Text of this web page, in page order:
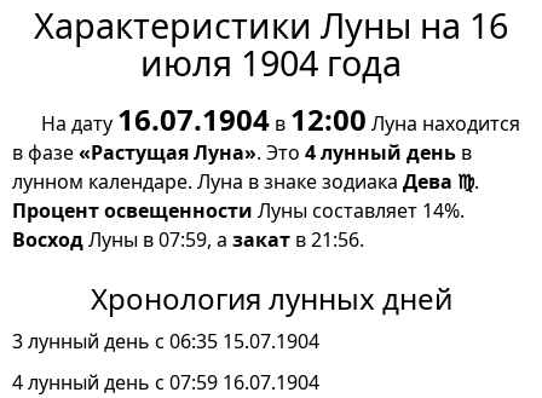
Характеристики Луны на 16
июля 1904 года
На дату 16.07.1904 в 12:00 Луна находится
в фазе«Растущая Луна». Это 4 лунный день в
лунном календаре. Луна в знаке зодиака Дева ♍.
Процент освещенности Луны составляет 14%.
ВосходЛуны в 07:59, а закат в 21:56.
Хронология лунных дней
3 лунный день с 06:35 15.07.1904
4 лунный день с 07:59 16.07.1904